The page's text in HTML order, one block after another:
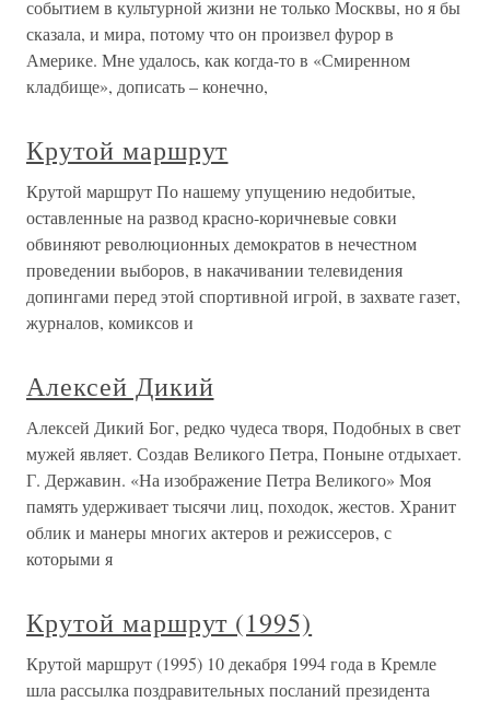
событием в культурной жизни не только Москвы, но я бы
сказала, и мира, потому что он произвел фурор в
Америке. Мне удалось, как когда-то в «Смиренном
кладбище», дописать – конечно,
Крутой маршрут
Крутой маршрут По нашему упущению недобитые,
оставленные на развод красно-коричневые совки
обвиняют революционных демократов в нечестном
проведении выборов, в накачивании телевидения
допингами перед этой спортивной игрой, в захвате газет,
журналов, комиксов и
Алексей Дикий
Алексей Дикий Бог, редко чудеса творя, Подобных в свет
мужей являет. Создав Великого Петра, Поныне отдыхает.
Г. Державин. «На изображение Петра Великого» Моя
память удерживает тысячи лиц, походок, жестов. Хранит
облик и манеры многих актеров и режиссеров, с
которыми я
Крутой маршрут (1995)
Крутой маршрут (1995) 10 декабря 1994 года в Кремле
шла рассылка поздравительных посланий президента